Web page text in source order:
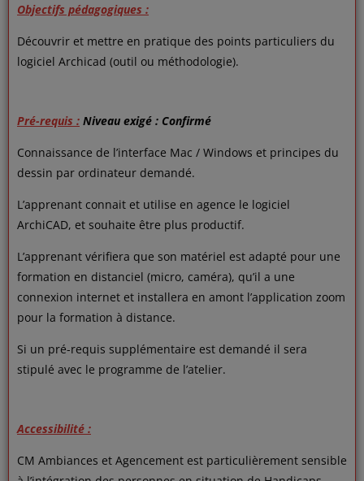
Objectifs pédagogiques :
Découvrir et mettre en pratique des points particuliers du
logiciel Archicad (outil ou méthodologie).
Pré-requis : Niveau exigé : Confirmé
Connaissance de l’interface Mac / Windows et principes du
dessin par ordinateur demandé.
L’apprenant connait et utilise en agence le logiciel
ArchiCAD, et souhaite être plus productif.
L’apprenant vérifiera que son matériel est adapté pour une
formation en distanciel (micro, caméra), qu’il a une
connexion internet et installera en amont l’application zoom
pour la formation à distance.
Si un pré-requis supplémentaire est demandé il sera
stipulé avec le programme de l’atelier.
Accessibilité :
CM Ambiances et Agencement est particulièrement sensible